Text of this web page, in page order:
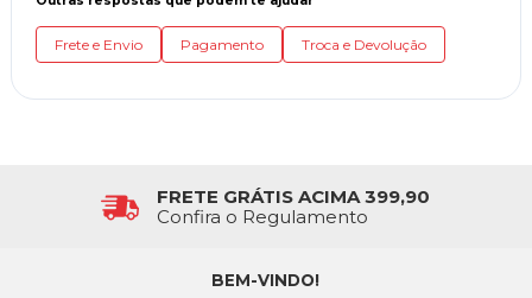
Frete e Envio Pagamento Troca e Devolução
FRETE GRÁTIS ACIMA 399,90
Confira o Regulamento
BEM-VINDO!